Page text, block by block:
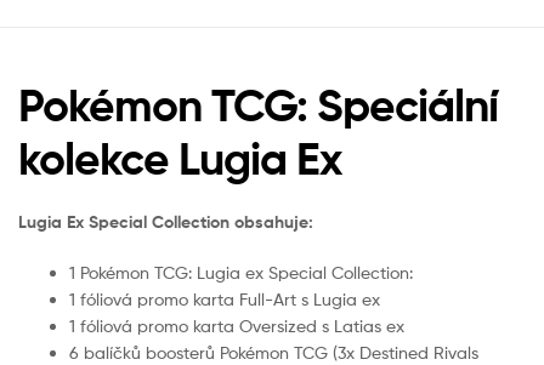
Pokémon TCG: Speciální
kolekce Lugia Ex
Lugia Ex Special Collection obsahuje:
1 Pokémon TCG: Lugia ex Special Collection:
1 fóliová promo karta Full-Art s Lugia ex
1 fóliová promo karta Oversized s Latias ex
6 balíčků boosterů Pokémon TCG (3x Destined Rivals